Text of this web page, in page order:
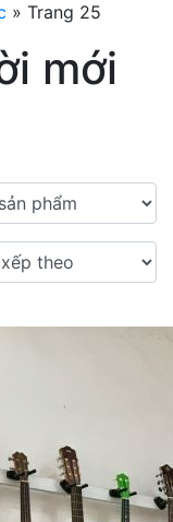
» Trang 25
mới